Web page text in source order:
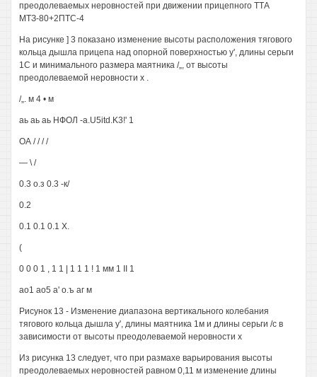
преодолеваемых неровностей при движении прицепного ТТА
МТЗ-80+2ПТС-4
На рисунке ] 3 показано изменение высоты расположения тягового
кольца дышла прицепа над опорной поверхностью у', длины серьги
1С и минимального размера маятника /„, от высоты
преодолеваемой неровности х .
/„. м 4 • м
аь аь аь НФОЛ -a.U5itd.K3!' 1
ОА / / / /
— \ /
0.3 о.з 0.3 -к/
0.2
0.1 0.1 0.1 X.
(
0 0 0 1 , 1 1 | 1 1 1 ! 1 мм 1 II 1
ао1 ао5 а' о.ъ аг м
Рисунок 13 - Изменение диапазона вертикального колебания
тягового кольца дышла у', длины маятника 1м и длины серьги /с в
зависимости от высоты преодолеваемой неровности х
Из рисунка 13 следует, что при размахе варьирования высоты
преодолеваемых неровностей равном 0,11 м изменение длины